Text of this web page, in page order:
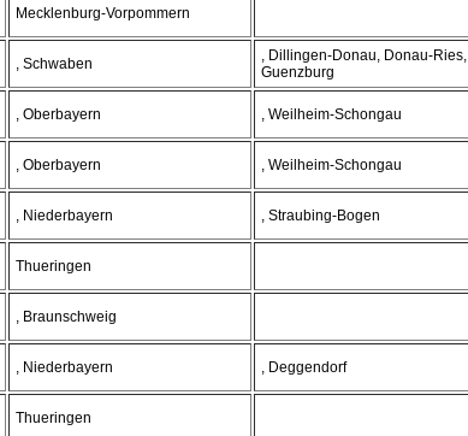
Mecklenburg-Vorpommern
, Schwaben
, Dillingen-Donau, Donau-Ries,
Guenzburg
, Oberbayern , Weilheim-Schongau
, Oberbayern , Weilheim-Schongau
, Niederbayern , Straubing-Bogen
Thueringen
, Braunschweig
, Niederbayern , Deggendorf
Thueringen